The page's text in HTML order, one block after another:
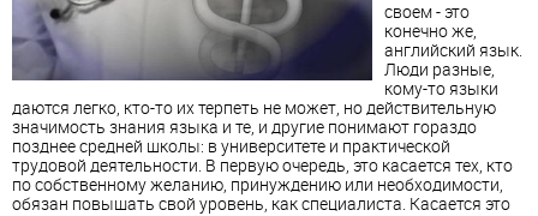
своем - это
конечно же,
английский язык.
Люди разные,
кому-то языки
даются легко, кто-то их терпеть не может, но действительную
значимость знания языка и те, и другие понимают гораздо
позднее средней школы: в университете и практической
трудовой деятельности. В первую очередь, это касается тех, кто
по собственному желанию, принуждению или необходимости,
обязан повышать свой уровень, как специалиста. Касается это